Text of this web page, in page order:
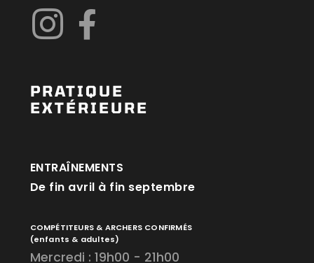
PRATIQUE
EXTÉRIEURE
ENTRAÎNEMENTS
De fin avril à fin septembre
COMPÉTITEURS & ARCHERS CONFIRMÉS
(enfants & adultes)
Mercredi : 19h00 - 21h00